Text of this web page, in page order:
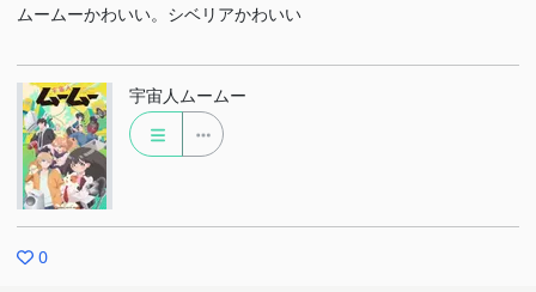
ムームーかわいい。シベリアかわいい
宇宙人ムームー
0